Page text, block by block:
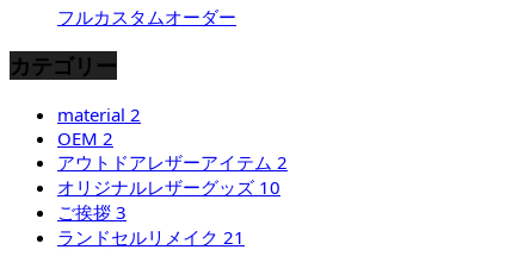
フルカスタムオーダー
カテゴリー
material 2
OEM 2
アウトドアレザーアイテム 2
オリジナルレザーグッズ 10
ご挨拶 3
ランドセルリメイク 21